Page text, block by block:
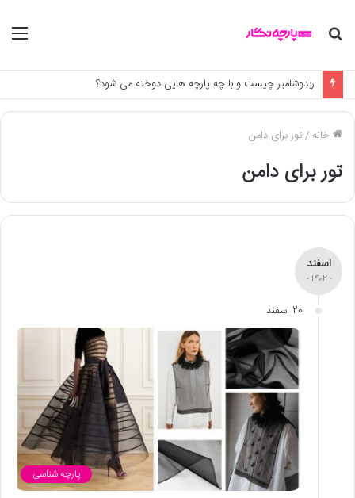
جستجو
ربدوشامبر چیست و با چه پارچه هایی دوخته می شود؟
خانه /تور برای دامن
تور برای دامن
اسفند
- 1402 -
20 اسفند
پارچه شناسی